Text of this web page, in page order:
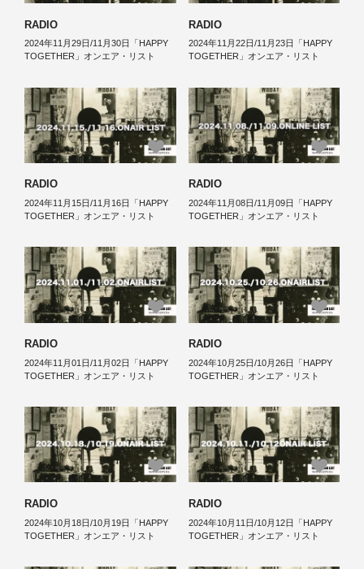
RADIO
2024年11月29日/11月30日「HAPPY
TOGETHER」オンエア・リスト
RADIO
2024年11月22日/11月23日「HAPPY
TOGETHER」オンエア・リスト
RADIO
2024年11月15日/11月16日「HAPPY
TOGETHER」オンエア・リスト
RADIO
2024年11月08日/11月09日「HAPPY
TOGETHER」オンエア・リスト
RADIO
2024年11月01日/11月02日「HAPPY
TOGETHER」オンエア・リスト
RADIO
2024年10月25日/10月26日「HAPPY
TOGETHER」オンエア・リスト
RADIO
2024年10月18日/10月19日「HAPPY
TOGETHER」オンエア・リスト
RADIO
2024年10月11日/10月12日「HAPPY
TOGETHER」オンエア・リスト